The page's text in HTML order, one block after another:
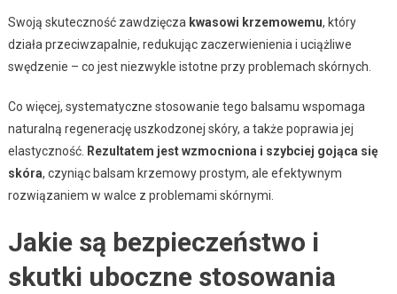
Swoją skuteczność zawdzięcza kwasowi krzemowemu, który
działa przeciwzapalnie, redukując zaczerwienienia i uciążliwe
swędzenie – co jest niezwykle istotne przy problemach skórnych.
Co więcej, systematyczne stosowanie tego balsamu wspomaga
naturalną regenerację uszkodzonej skóry, a także poprawia jej
elastyczność. Rezultatem jest wzmocniona i szybciej gojąca się
skóra, czyniąc balsam krzemowy prostym, ale efektywnym
rozwiązaniem w walce z problemami skórnymi.
Jakie są bezpieczeństwo i
skutki uboczne stosowania